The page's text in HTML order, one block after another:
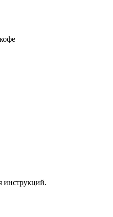
инструкций.